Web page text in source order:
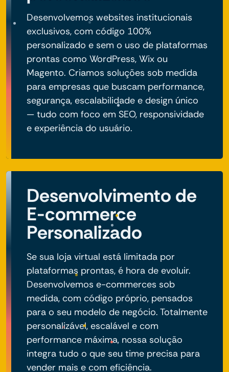
Desenvolvemos websites institucionais
exclusivos, com código 100%
personalizado e sem o uso de plataformas
prontas como WordPress, Wix ou
Magento. Criamos soluções sob medida
para empresas que buscam performance,
segurança, escalabilidade e design único
— tudo com foco em SEO, responsividade
e experiência do usuário.
Desenvolvimento de
E-commerce
Personalizado
Se sua loja virtual está limitada por
plataformas prontas, é hora de evoluir.
Desenvolvemos e-commerces sob
medida, com código próprio, pensados
para o seu modelo de negócio. Totalmente
personalizável, escalável e com
performance máxima, nossa solução
integra tudo o que seu time precisa para
vender mais e com eficiência.